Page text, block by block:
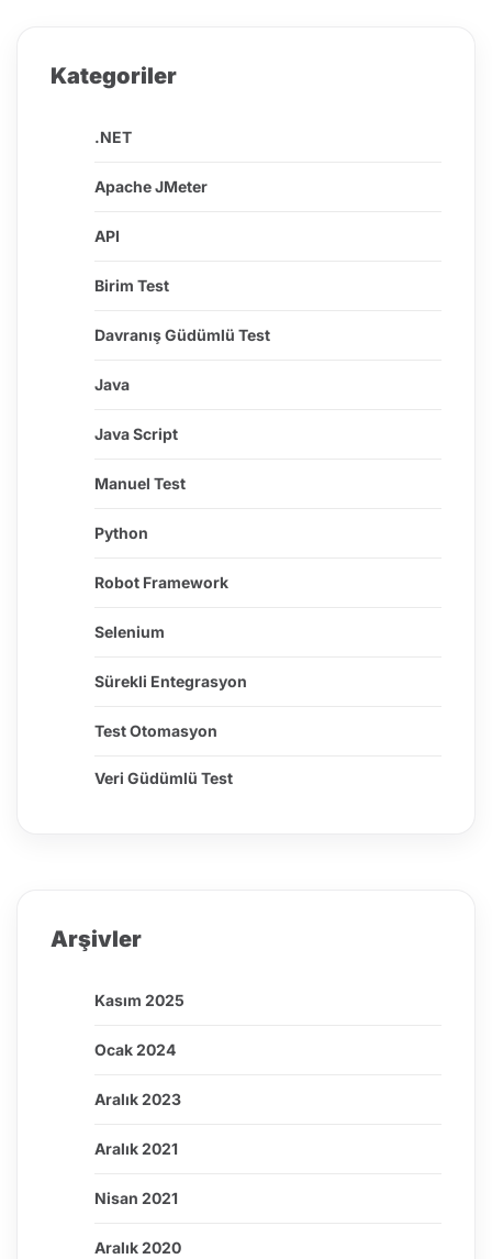
Kategoriler
.NET
Apache JMeter
API
Birim Test
Davranış Güdümlü Test
Java
Java Script
Manuel Test
Python
Robot Framework
Selenium
Sürekli Entegrasyon
Test Otomasyon
Veri Güdümlü Test
Arşivler
Kasım 2025
Ocak 2024
Aralık 2023
Aralık 2021
Nisan 2021
Aralık 2020